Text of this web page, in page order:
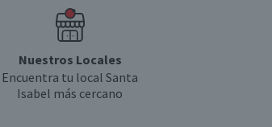
Nuestros Locales
Encuentra tu local Santa
Isabel más cercano